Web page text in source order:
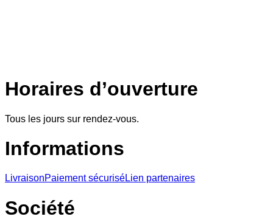
Horaires d’ouverture
Tous les jours sur rendez-vous.
Informations
LivraisonPaiement sécuriséLien partenaires
Société